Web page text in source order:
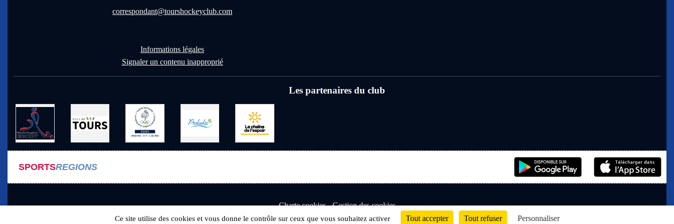
correspondant@tourshockeyclub.com
Informations légales
Signaler un contenu inapproprié
Les partenaires du club
SPORTSREGIONS
Charte cookies Gestion des cookies
Ce site utilise des cookies et vous donne le contrôle sur ceux que vous souhaitez activer Tout accepter Tout refuser Personnaliser